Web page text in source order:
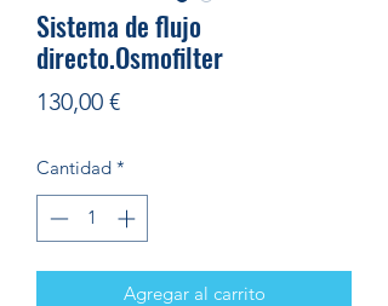
Sistema de flujo
directo.Osmofilter
130,00 €Precio
Cantidad *
Agregar al carrito